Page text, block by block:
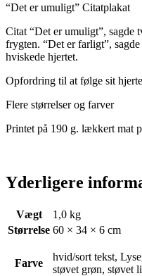
“Det er umuligt” Citatplakat
Citat “Det er umuligt”, sagde
frygten. “Det er farligt”,
hviskede hjertet.
Opfordring til at følge sit
Flere størrelser og farver
Printet på 190 g. lækkert mat
Yderligere
Vægt
1,0 kg
Størrelse 60 × 34 × 6 cm
Farve
hvid/sort tekst,
støvet grøn, støvet